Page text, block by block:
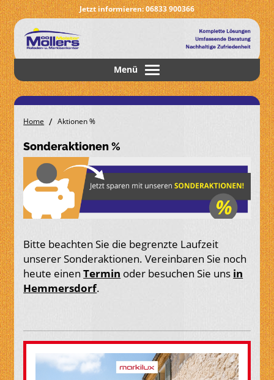
Jetzt informieren:06833 900366
Toggle navigation
Menü
Home / Aktionen %
Sonderaktionen %
Bitte beachten Sie die begrenzte Laufzeit
unserer Sonderaktionen. Vereinbaren Sie noch
heute einenTermin oder besuchen Sie uns in
Hemmersdorf.